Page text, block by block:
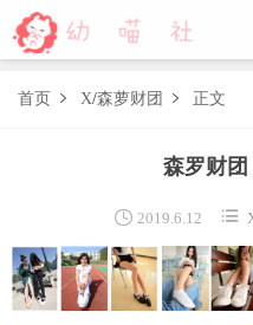
FREE
森萝财团视频
首页  X/森萝财团  正文
森罗财团
 2019.6.12 